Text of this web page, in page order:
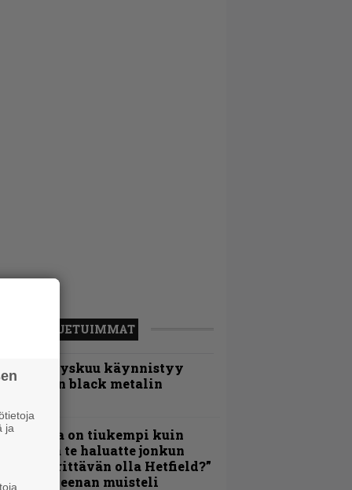
LUETUIMMAT
Espoon syyskuu käynnistyy
black metalin
on tiukempi kuin
ja te haluatte jonkun
yrittävän olla Hetfield?”
Keenan muisteli
ja